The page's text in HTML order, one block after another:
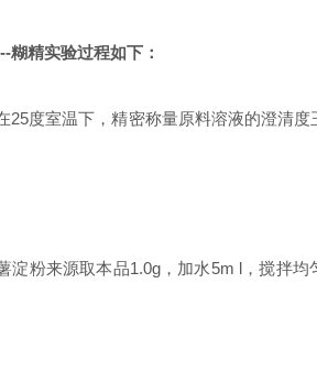
糊精实验过程如下：
25度室温下，精密称量原料溶液的澄清
淀粉来源取本品1.0g，加水5m l，搅拌